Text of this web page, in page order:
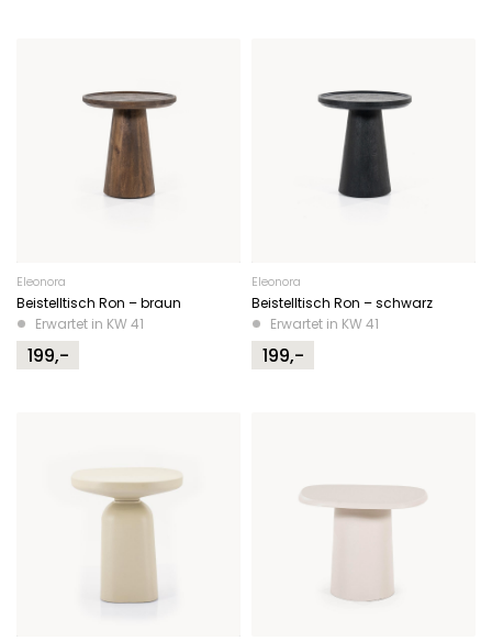
Eleonora
Beistelltisch Ron – braun
Erwartet in KW 41
199,-
Eleonora
Beistelltisch Ron – schwarz
Erwartet in KW 41
199,-